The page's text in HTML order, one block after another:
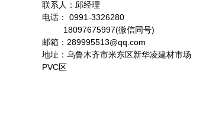
联系人：邱经理
电话： 0991-3326280
18097675997(微信同号)
邮箱：289995513@qq.com
地址：乌鲁木齐市米东区新华凌建材市场
PVC区